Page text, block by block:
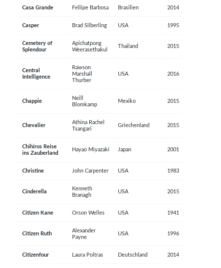
Casa Grande Fellipe Barbosa Brasilien 2014
Casper Brad Silberling USA 1995
Cemetery of
Splendour
Apichatpong
Weerasethakul
Thailand 2015
Central
Intelligence
Rawson
Marshall
Thurber
USA 2016
Chappie
Neill
Blomkamp
Mexiko 2015
Chevalier
Athina Rachel
Tsangari
Griechenland 2015
Chihiros Reise
ins Zauberland
Hayao Miyazaki Japan 2001
Christine John Carpenter USA 1983
Cinderella
Kenneth
Branagh
USA 2015
Citizen Kane Orson Welles USA 1941
Citizen Ruth
Alexander
Payne
USA 1996
Citizenfour Laura Poitras Deutschland 2014